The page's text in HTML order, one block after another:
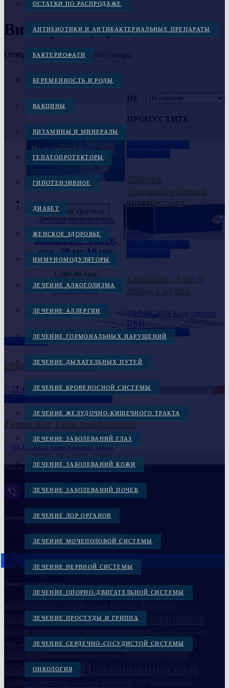
ОСТАТКИ ПО РАСПРОДАЖЕ
АНТИБИОТИКИ И АНТИБАКТЕРИАЛЬНЫЕ ПРЕПАРАТЫ
БАКТЕРИОФАГИ
БЕРЕМЕННОСТЬ И РОДЫ
ВАКЦИНЫ
ВИТАМИНЫ И МИНЕРАЛЫ
ГЕПАТОПРОТЕКТОРЫ
ГИПОТЕНЗИВНОЕ
ДИАБЕТ
ЖЕНСКОЕ ЗДОРОВЬЕ
ИММУНОМОДУЛЯТОРЫ
ЛЕЧЕНИЕ АЛКОГОЛИЗМА
ЛЕЧЕНИЕ АЛЛЕРГИИ
ЛЕЧЕНИЕ ГОРМОНАЛЬНЫХ НАРУШЕНИЙ
ЛЕЧЕНИЕ ДЫХАТЕЛЬНЫХ ПУТЕЙ
ЛЕЧЕНИЕ КРОВЕНОСНОЙ СИСТЕМЫ
ЛЕЧЕНИЕ ЖЕЛУДОЧНО-КИШЕЧНОГО ТРАКТА
ЛЕЧЕНИЕ ЗАБОЛЕВАНИЙ ГЛАЗ
ЛЕЧЕНИЕ ЗАБОЛЕВАНИЙ КОЖИ
ЛЕЧЕНИЕ ЗАБОЛЕВАНИЙ ПОЧЕК
ЛЕЧЕНИЕ ЛОР ОРГАНОВ
ЛЕЧЕНИЕ МОЧЕПОЛОВОЙ СИСТЕМЫ
ЛЕЧЕНИЕ НЕРВНОЙ СИСТЕМЫ
ЛЕЧЕНИЕ ОПОРНО-ДВИГАТЕЛЬНОЙ СИСТЕМЫ
ЛЕЧЕНИЕ ПРОСТУДЫ И ГРИППА
ЛЕЧЕНИЕ СЕРДЕЧНО-СОСУДИСТОЙ СИСТЕМЫ
ОНКОЛОГИЯ
Витапрост форте
Отображение единственного товара
Быстрый просмотр
Лечение мочеполовой
системы
Витапрост форте,
суп. 20 мг 10 шт
1,200.00 грн.
ЧИТАТЬ ДАЛЕЕ
НЕ
ПРОПУСТИТЕ
инструкция
Консультант
ЦКИ
17.09.2024 Консультант
ЦКИ
Лекарственные
препараты
Мидзо, капли 60 мг
21.11.2023Консультант ЦКИ
Гепон 2мг 1 шт. лиофилизат
04.10.2023Консультант ЦКИ
Заказы через Viber :
Заказать через Viber +38(097)-869-72-38
Поиск по названию
Искать
Витагерпавак Вакцина антирабическая Витагерпавак
Компливит кальций D3 ЛОР Лечение простатита Ликопид Лонгидаза
Пантогам Полиоксидоний
Против гриппа